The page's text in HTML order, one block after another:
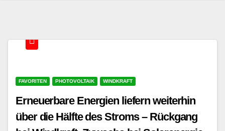
FAVORITEN PHOTOVOLTAIK WINDKRAFT
Erneuerbare Energien liefern weiterhin
über die Hälfte des Stroms – Rückgang